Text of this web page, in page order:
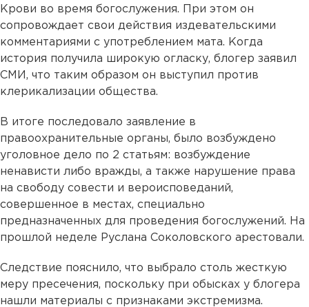
Крови во время богослужения. При этом он
сопровождает свои действия издевательскими
комментариями с употреблением мата. Когда
история получила широкую огласку, блогер заявил
СМИ, что таким образом он выступил против
клерикализации общества.
В итоге последовало заявление в
правоохранительные органы, было возбуждено
уголовное дело по 2 статьям: возбуждение
ненависти либо вражды, а также нарушение права
на свободу совести и вероисповеданий,
совершенное в местах, специально
предназначенных для проведения богослужений. На
прошлой неделе Руслана Соколовского арестовали.
Следствие пояснило, что выбрало столь жесткую
меру пресечения, поскольку при обысках у блогера
нашли материалы с признаками экстремизма.